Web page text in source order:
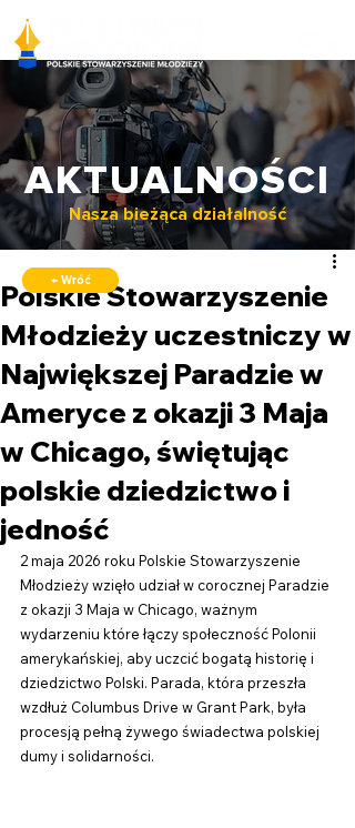
AKTUALNOŚCI
Nasza bieżąca działalność
Polskie Stowarzyszenie
Młodzieży uczestniczy w
Największej Paradzie w
Ameryce z okazji 3 Maja
w Chicago, świętując
polskie dziedzictwo i
jedność
2 maja 2026 roku Polskie Stowarzyszenie
Młodzieży wzięło udział w corocznej Paradzie
z okazji 3 Maja w Chicago, ważnym
wydarzeniu które łączy społeczność Polonii
amerykańskiej, aby uczcić bogatą historię i
dziedzictwo Polski. Parada, która przeszła
wzdłuż Columbus Drive w Grant Park, była
procesją pełną żywego świadectwa polskiej
dumy i solidarności.
← Wróć